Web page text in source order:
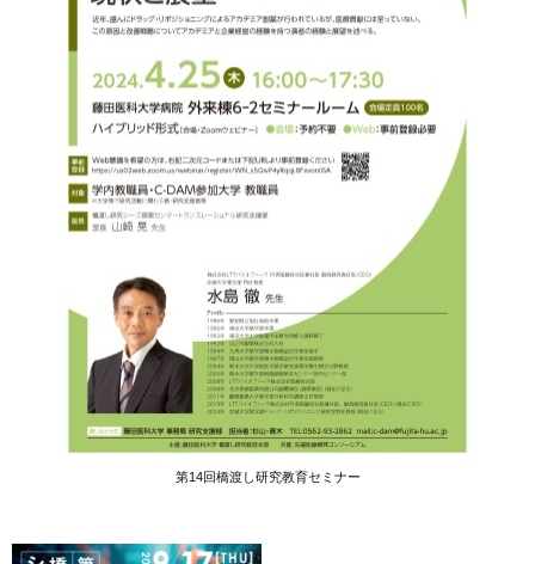
第14回橋渡し研究教育セミナー